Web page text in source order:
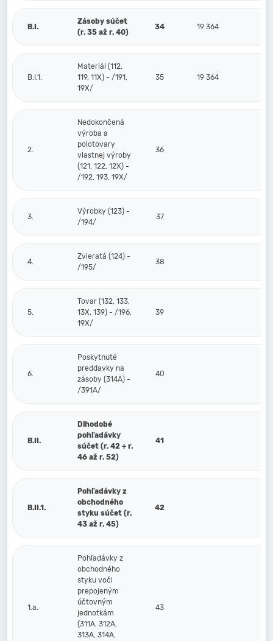
B.I.
Zásoby súčet
(r. 35 až r. 40)
34 19 364
B.I.1.
Materiál (112,
119, 11X) - /191,
19X/
35 19 364
2.
Nedokončená
výroba a
polotovary
vlastnej výroby
(121, 122, 12X) -
/192, 193, 19X/
36
3.
Výrobky (123) -
/194/
37
4.
Zvieratá (124) -
/195/
38
5.
Tovar (132, 133,
13X, 139) - /196,
19X/
39
6.
Poskytnuté
preddavky na
zásoby (314A) -
/391A/
40
B.II.
Dlhodobé
pohľadávky
súčet (r. 42 + r.
46 až r. 52)
41
B.II.1.
Pohľadávky z
obchodného
styku súčet (r.
43 až r. 45)
42
1.a.
Pohľadávky z
obchodného
styku voči
prepojeným
účtovným
jednotkám
(311A, 312A,
313A, 314A,
43